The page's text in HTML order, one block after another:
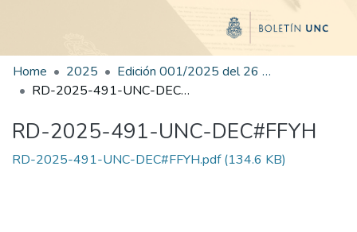
Home 2025
Edición 001/2025 del 26 de mayo de 2025
RD-2025-491-UNC-DEC#FFYH
RD-2025-491-UNC-DEC#FFYH
RD-2025-491-UNC-DEC#FFYH.pdf(134.6 KB)